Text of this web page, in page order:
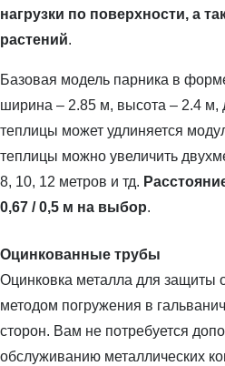
нагрузки по поверхности, а
растений.
Базовая модель парника в
ширина – 2.85 м, высота – 2.4 м,
теплицы может удлиняется
теплицы можно увеличить
8, 10, 12 метров и тд.
0,67 / 0,5 м на выбор.
Оцинкованные трубы
Оцинковка металла для защиты
методом погружения в
сторон. Вам не потребуется
обслуживанию металлических